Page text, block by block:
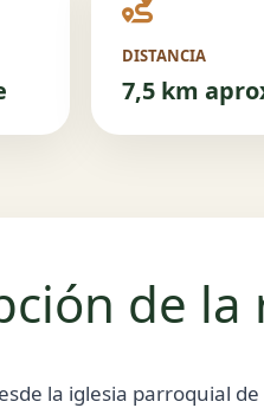
DISTANCIA
7,5 km
de la
la iglesia parroquial